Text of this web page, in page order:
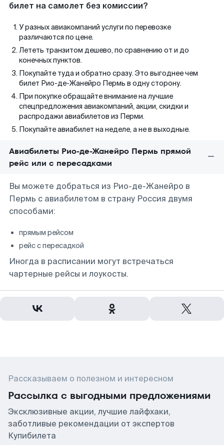
билет на самолет без комиссии?
У разных авиакомпаний услуги по перевозке
различаются по цене.
Лететь транзитом дешево, по сравнению от и до
конечных пунктов.
Покупайте туда и обратно сразу. Это выгоднее чем
билет Рио-де-Жанейро Пермь в одну сторону.
При покупке обращайте внимание на лучшие
спецпредложения авиакомпаний, акции, скидки и
распродажи авиабилетов из Перми.
Покупайте авиабилет на неделе, а не в выходные.
Авиабилеты Рио-де-Жанейро Пермь прямой
рейс или с пересадками
Вы можете добраться из Рио-де-Жанейро в
Пермь с авиабилетом в страну Россия двумя
способами:
прямым рейсом
рейс с пересадкой
Иногда в расписании могут встречаться
чартерные рейсы и лоукосты.
Рассказываем о полезном и интересном
Рассылка с выгодными предложениями
Эксклюзивные акции, лучшие лайфхаки,
заботливые рекомендации от экспертов
Купибилета